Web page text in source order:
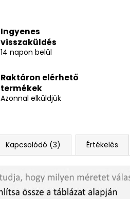
Ingyenes
visszaküldés
14 napon belül
Raktáron elérhető
termékek
Azonnal elküldjük
Kapcsolódó (3) Értékelés